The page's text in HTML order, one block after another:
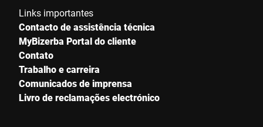
Links importantes
Contacto de assistência técnica
MyBizerba Portal do cliente
Contato
Trabalho e carreira
Comunicados de imprensa
Livro de reclamações electrónico